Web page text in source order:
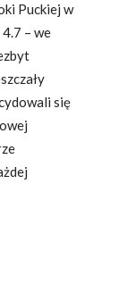
Puckiej w
– we
się